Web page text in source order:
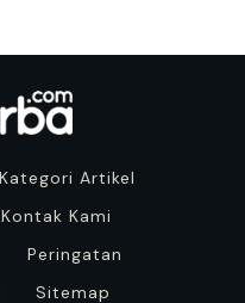
Kategori Artikel
Kontak Kami
Peringatan
Sitemap